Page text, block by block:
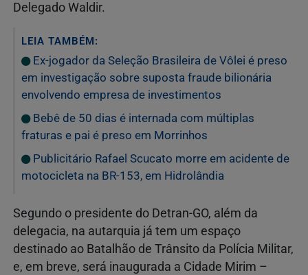
Delegado Waldir.
LEIA TAMBÉM:
Ex-jogador da Seleção Brasileira de Vôlei é preso
em investigação sobre suposta fraude bilionária
envolvendo empresa de investimentos
Bebê de 50 dias é internada com múltiplas
fraturas e pai é preso em Morrinhos
Publicitário Rafael Scucato morre em acidente de
motocicleta na BR-153, em Hidrolândia
Segundo o presidente do Detran-GO, além da
delegacia, na autarquia já tem um espaço
destinado ao Batalhão de Trânsito da Polícia Militar,
e, em breve, será inaugurada a Cidade Mirim –